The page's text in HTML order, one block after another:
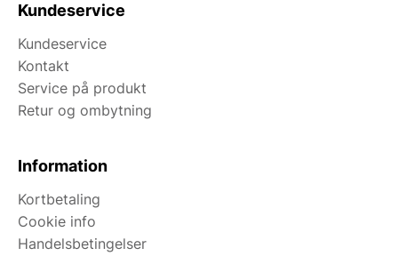
Kundeservice
Kundeservice
Kontakt
Service på produkt
Retur og ombytning
Information
Kortbetaling
Cookie info
Handelsbetingelser